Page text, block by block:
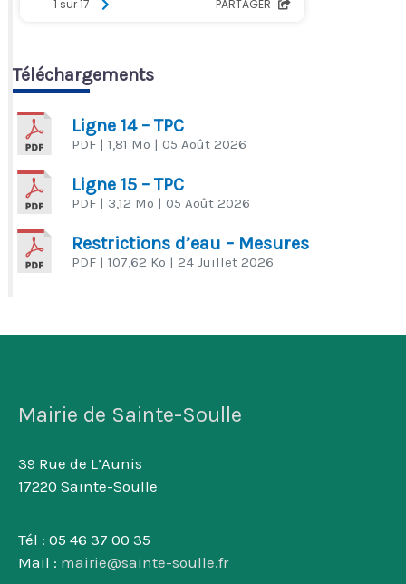
Téléchargements
Ligne 14 – TPC
PDF | 1,81 Mo | 05 Août 2026
Ligne 15 – TPC
PDF | 3,12 Mo | 05 Août 2026
Restrictions d’eau – Mesures
PDF | 107,62 Ko | 24 Juillet 2026
Mairie de Sainte-Soulle
39 Rue de L’Aunis
17220 Sainte-Soulle
Tél : 05 46 37 00 35
Mail : mairie@sainte-soulle.fr